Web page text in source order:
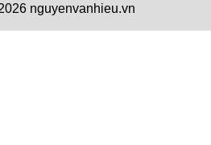
nguyenvanhieu.vn